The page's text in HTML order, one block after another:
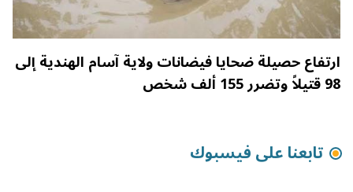
ارتفاع حصيلة ضحايا فيضانات ولاية آسام الهندية إلى
98 قتيلاً وتضرر 155 ألف شخص
تابعنا على فيسبوك